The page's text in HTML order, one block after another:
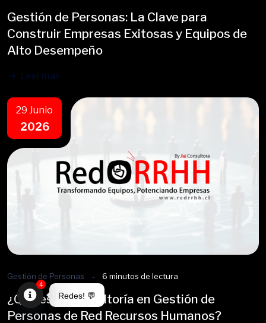
Gestión de Personas: La Clave para
Construir Empresas Exitosas y Equipos de
Alto Desempeño
Leer mas
29 Junio
2026
Gestión de Personas 6 minutos de lectura
¿Qué es la Consultoría en Gestión de
Personas de Red Recursos Humanos?
Redes! 💬
Open
4